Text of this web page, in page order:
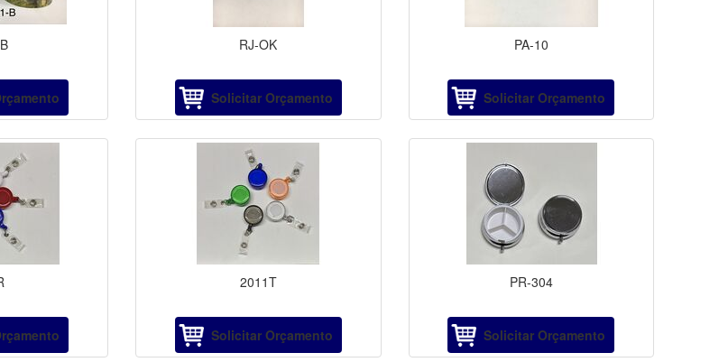
RJ-OK
Solicitar Orçamento
PA-10
Solicitar Orçamento
2011T
Solicitar Orçamento
PR-304
Solicitar Orçamento